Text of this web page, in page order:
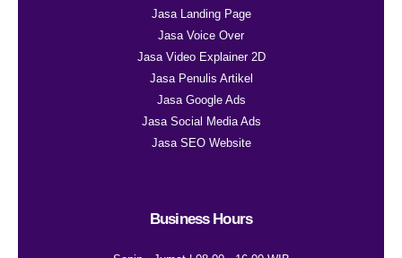
Jasa Landing Page
Jasa Voice Over
Jasa Video Explainer 2D
Jasa Penulis Artikel
Jasa Google Ads
Jasa Social Media Ads
Jasa SEO Website
Business Hours